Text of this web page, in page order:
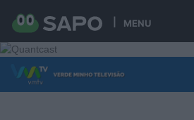
MENU
Skip to content